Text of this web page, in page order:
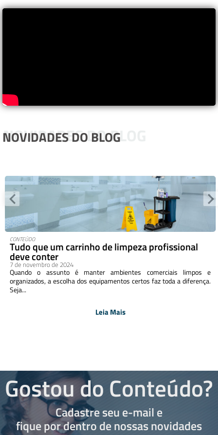
NOVIDADES DO BLOG
NOVIDADES DO BLOG
CONTEÚDO
Tudo que um carrinho de limpeza profissional
deve conter
7 de novembro de 2024
Quando o assunto é manter ambientes comerciais limpos e
organizados, a escolha dos equipamentos certos faz toda a diferença.
Seja...
Leia Mais
Gostou do Conteúdo?
Cadastre seu e-mail e
fique por dentro de nossas novidades